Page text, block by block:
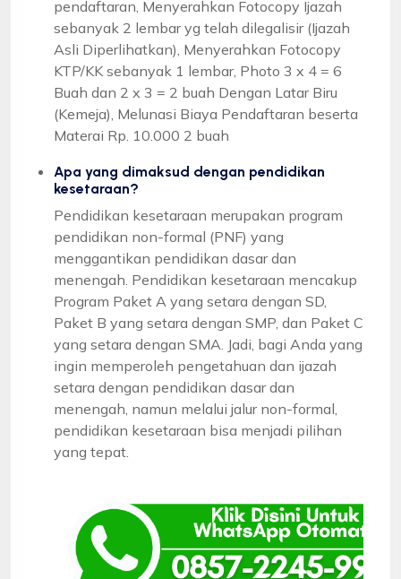
pendaftaran, Menyerahkan Fotocopy Ijazah
sebanyak 2 lembar yg telah dilegalisir (Ijazah
Asli Diperlihatkan), Menyerahkan Fotocopy
KTP/KK sebanyak 1 lembar, Photo 3 x 4 = 6
Buah dan 2 x 3 = 2 buah Dengan Latar Biru
(Kemeja), Melunasi Biaya Pendaftaran beserta
Materai Rp. 10.000 2 buah
Apa yang dimaksud dengan pendidikan
kesetaraan?
Pendidikan kesetaraan merupakan program
pendidikan non-formal (PNF) yang
menggantikan pendidikan dasar dan
menengah. Pendidikan kesetaraan mencakup
Program Paket A yang setara dengan SD,
Paket B yang setara dengan SMP, dan Paket C
yang setara dengan SMA. Jadi, bagi Anda yang
ingin memperoleh pengetahuan dan ijazah
setara dengan pendidikan dasar dan
menengah, namun melalui jalur non-formal,
pendidikan kesetaraan bisa menjadi pilihan
yang tepat.